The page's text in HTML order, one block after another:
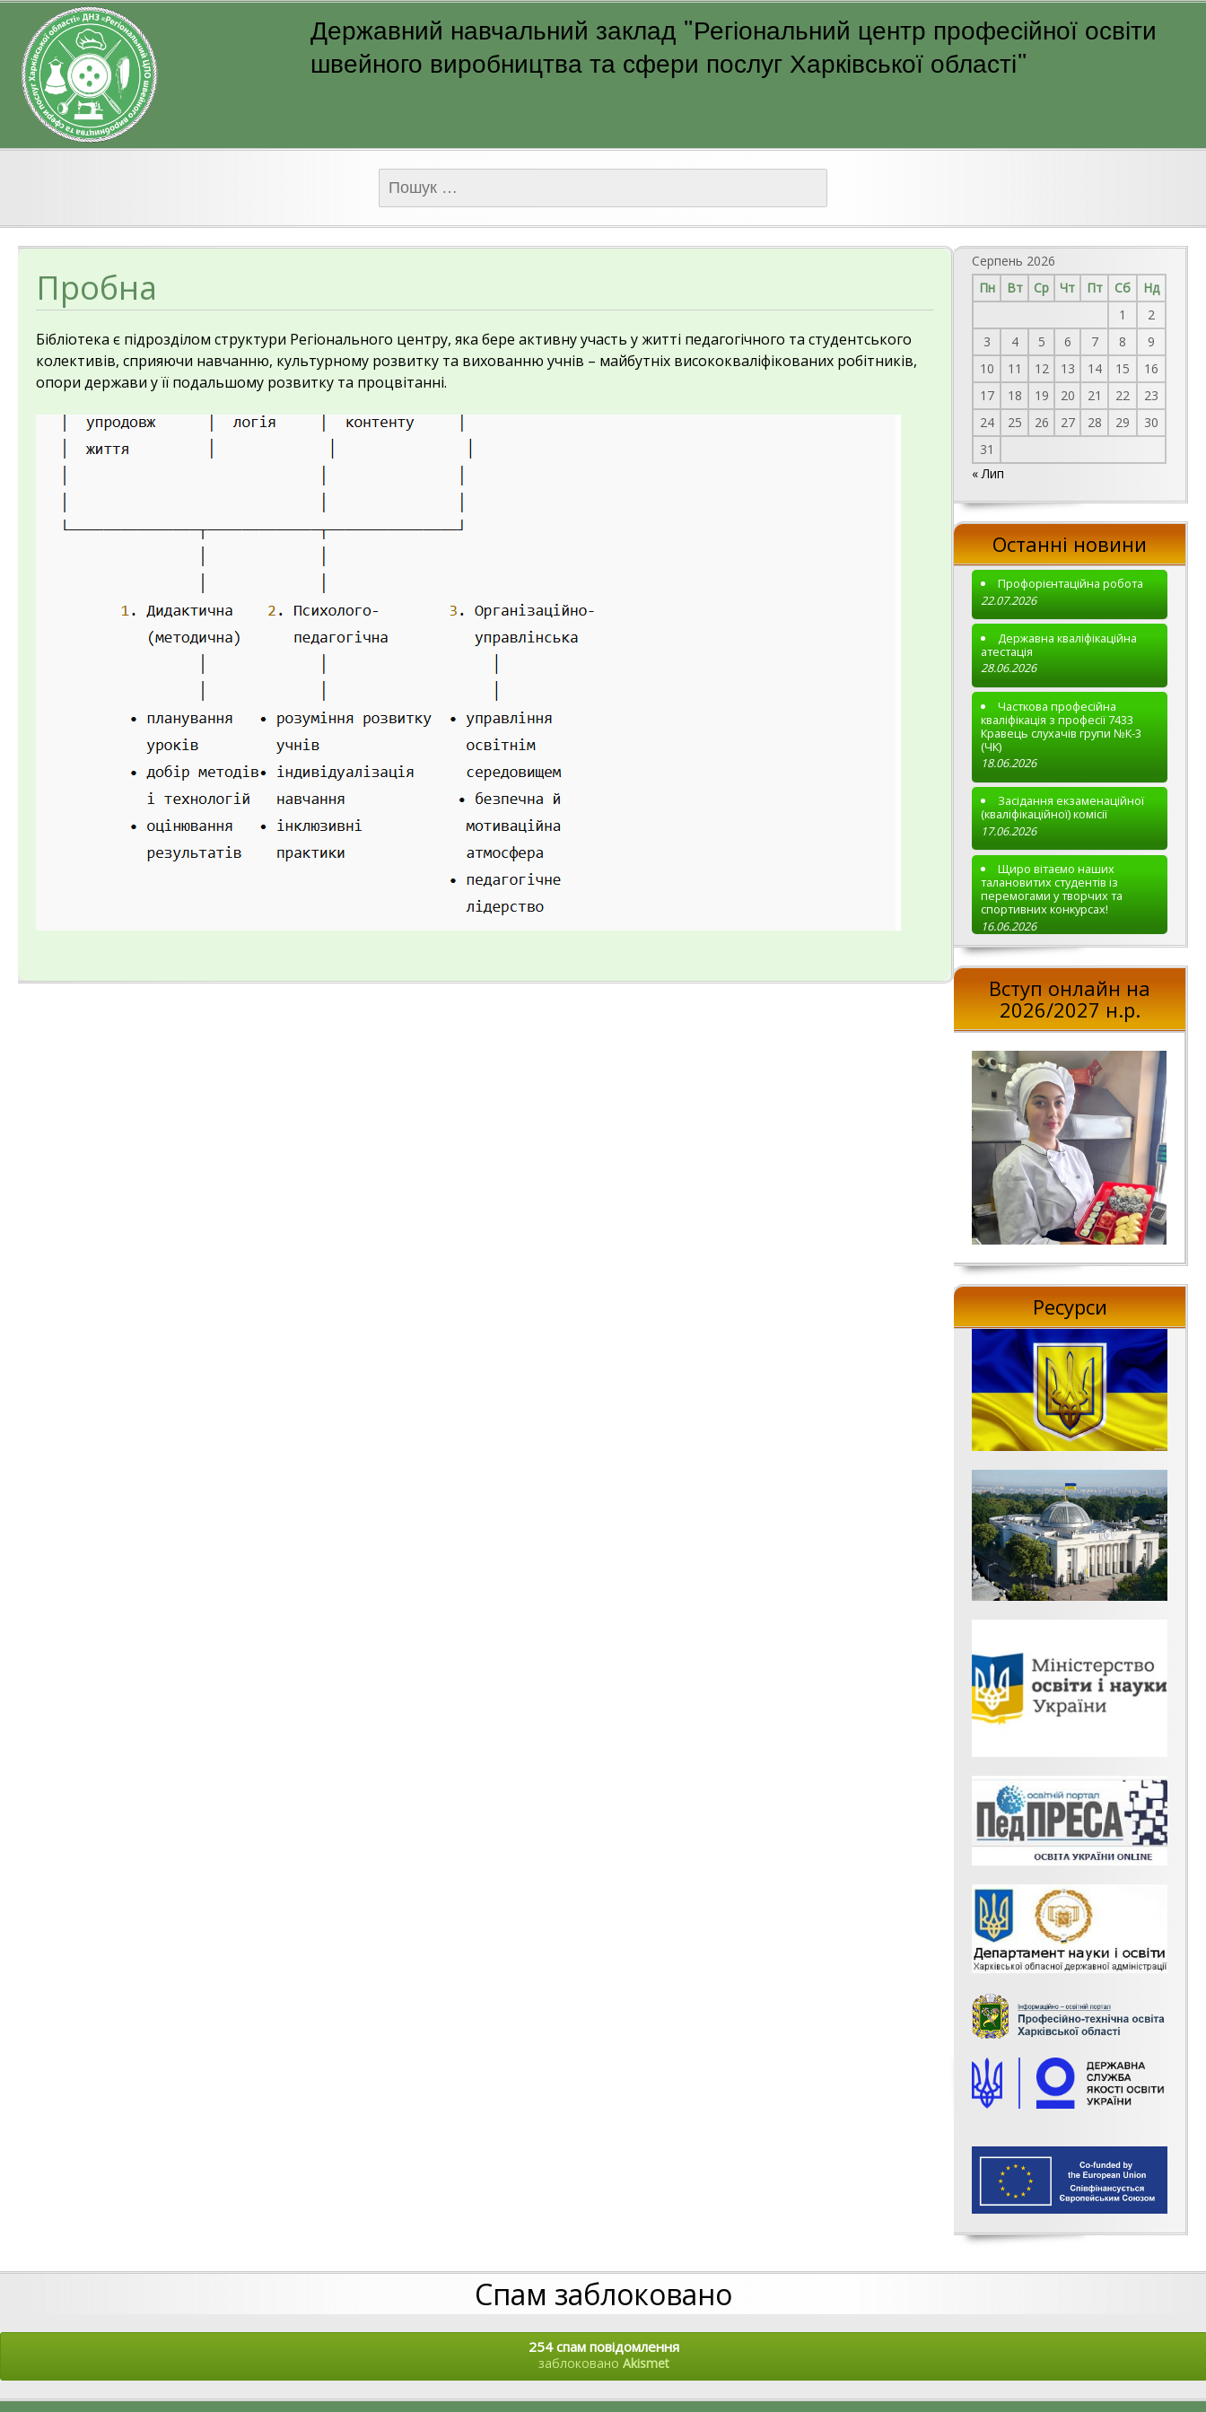
Державний навчальний заклад "Регіональний центр професійної освіти
швейного виробництва та сфери послуг Харківської області"
Пробна
Бібліотека є підрозділом структури Регіонального центру, яка бере активну участь у житті педагогічного та студентського
колективів, сприяючи навчанню, культурному розвитку та вихованню учнів – майбутніх висококваліфікованих робітників,
опори держави у її подальшому розвитку та процвітанні.
Серпень 2026
Пн
Вт Ср Чт Пт Сб
Нд
1
2
3
4 5 6 7 8
9
10
11 12 13 14 15
16
17
18 19 20 21 22
23
24
25 26 27 28 29
30
31
« Лип
Останні новини
Профорієнтаційна робота
22.07.2026
Державна кваліфікаційна
атестація
28.06.2026
Часткова професійна
кваліфікація з професії 7433
Кравець слухачів групи №К-3
(ЧК)
18.06.2026
Засідання екзаменаційної
(кваліфікаційної) комісії
17.06.2026
Щиро вітаємо наших
талановитих студентів із
перемогами у творчих та
спортивних конкурсах!
16.06.2026
Вступ онлайн на
2026/2027 н.р.
Ресурси
Спам заблоковано
254 спам повідомлення
заблоковано Akismet